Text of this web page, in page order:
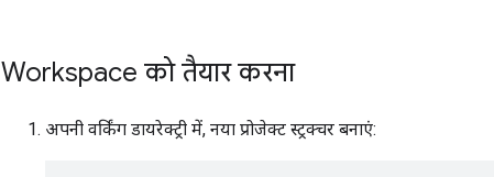
Workspace को तैयार करना
अपनी वर्किंग डायरेक्ट्री में, नया प्रोजेक्ट स्ट्रक्चर बनाएं: